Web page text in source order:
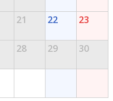
21 22 23
28 29 30